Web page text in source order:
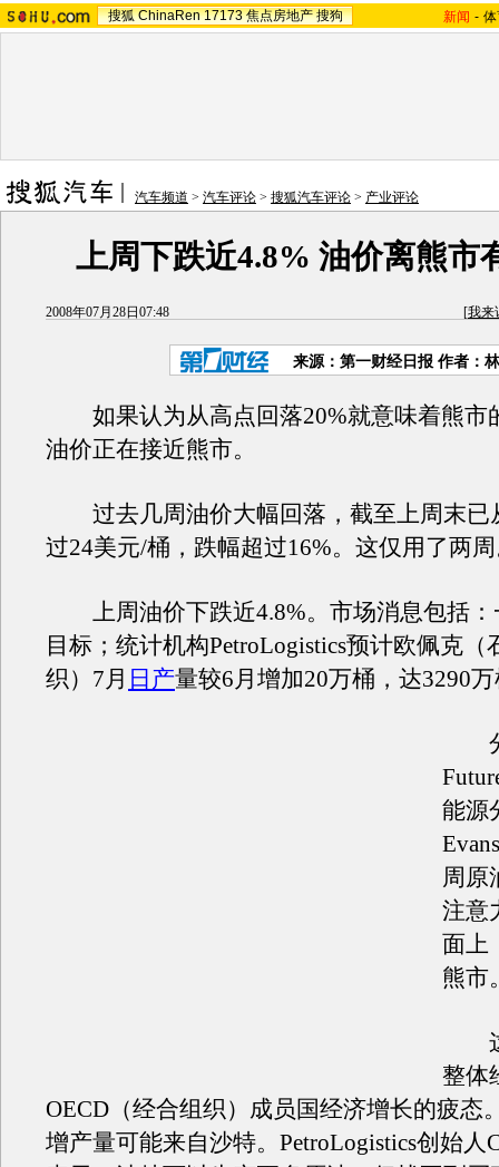
搜狐 ChinaRen 17173 焦点房地产 搜狗 新闻 -
汽车频道 > 汽车评论 > 搜狐汽车评论 > 产业评论
上周下跌近4.8% 油价离熊市
2008年07月28日07:48 [我来
来源：第一财经日报 作者：
如果认为从高点回落20%就意味着熊市
油价正在接近熊市。
过去几周油价大幅回落，截至上周末已
过24美元/桶，跌幅超过16%。这仅用了两
上周油价下跌近4.8%。市场消息包括：
目标；统计机构PetroLogistics预计欧佩克（
织）7月 日产量较6月增加20万桶，达3290
分
能源
周原
注意
面上
熊市
这
整体
OECD（经合组织）成员国经济增长的疲态
增产量可能来自沙特。PetroLogistics创始人